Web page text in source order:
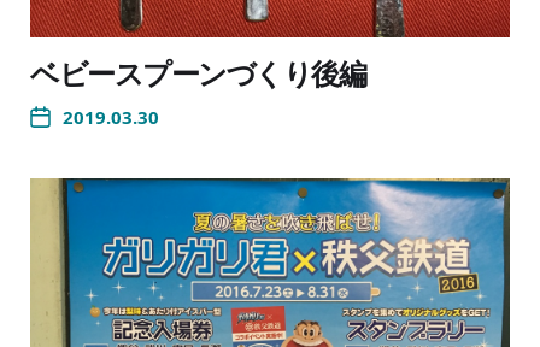
ベビースプーンづくり後編
2019.03.30